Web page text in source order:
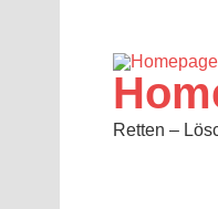
Retten –